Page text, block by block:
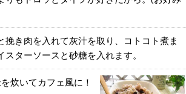
挽き肉を入れて灰汁を取り、コトコト煮ま
スターソースと砂糖を入れます。
炊いてカフェ風に！